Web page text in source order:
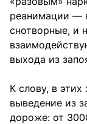
реанимации —
снотворные, и
выхода из
К слову, в
выведение из
дороже: от